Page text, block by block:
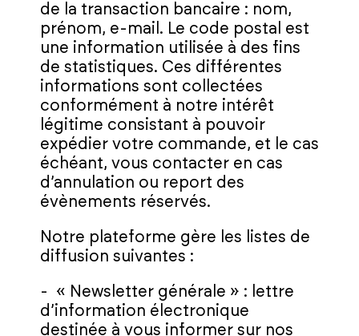
de la transaction bancaire : nom,
prénom, e‑mail. Le code postal est
une information utilisée à des fins
de statistiques. Ces différentes
informations sont collectées
conformément à notre intérêt
légitime consistant à pouvoir
expédier votre commande, et le cas
échéant, vous contacter en cas
d’annulation ou report des
évènements réservés.
Notre plateforme gère les listes de
diffusion suivantes :
- « Newsletter générale » : lettre
d’information électronique
destinée à vous informer sur nos